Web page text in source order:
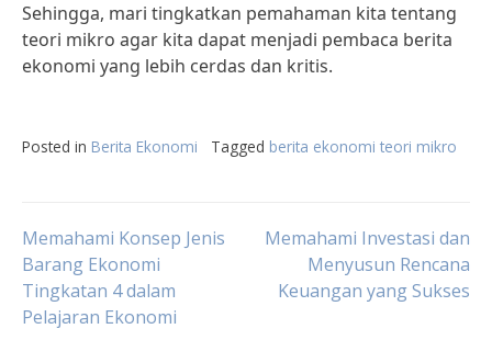
Sehingga, mari tingkatkan pemahaman kita tentang
teori mikro agar kita dapat menjadi pembaca berita
ekonomi yang lebih cerdas dan kritis.
Posted in Berita Ekonomi Tagged berita ekonomi teori mikro
Post
navigation
Memahami Konsep Jenis
Barang Ekonomi
Tingkatan 4 dalam
Pelajaran Ekonomi
Memahami Investasi dan
Menyusun Rencana
Keuangan yang Sukses